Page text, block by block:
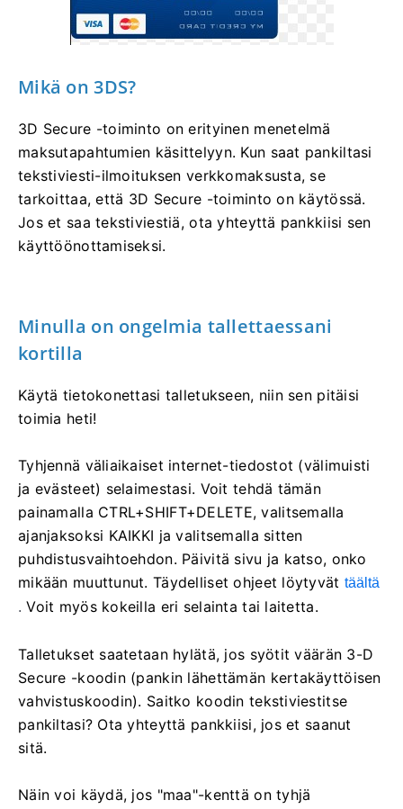
Mikä on 3DS?
3D Secure -toiminto on erityinen menetelmä
maksutapahtumien käsittelyyn. Kun saat pankiltasi
tekstiviesti-ilmoituksen verkkomaksusta, se
tarkoittaa, että 3D Secure -toiminto on käytössä.
Jos et saa tekstiviestiä, ota yhteyttä pankkiisi sen
käyttöönottamiseksi.
Minulla on ongelmia tallettaessani
kortilla
Käytä tietokonettasi talletukseen, niin sen pitäisi
toimia heti!
Tyhjennä väliaikaiset internet-tiedostot (välimuisti
ja evästeet) selaimestasi. Voit tehdä tämän
painamalla CTRL+SHIFT+DELETE, valitsemalla
ajanjaksoksi KAIKKI ja valitsemalla sitten
puhdistusvaihtoehdon. Päivitä sivu ja katso, onko
mikään muuttunut. Täydelliset ohjeet löytyvät täältä
. Voit myös kokeilla eri selainta tai laitetta.
Talletukset saatetaan hylätä, jos syötit väärän 3-D
Secure -koodin (pankin lähettämän kertakäyttöisen
vahvistuskoodin). Saitko koodin tekstiviestitse
pankiltasi? Ota yhteyttä pankkiisi, jos et saanut
sitä.
Näin voi käydä, jos "maa"-kenttä on tyhjä